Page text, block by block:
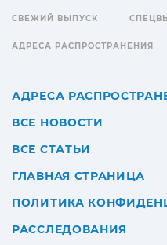
СВЕЖИЙ ВЫПУСК
АДРЕСА РАСПРОСТРАНЕНИЯ
АДРЕСА
ВСЕ НОВОСТИ
ВСЕ СТАТЬИ
ГЛАВНАЯ СТРАНИЦА
ПОЛИТИКА
РАССЛЕДОВАНИЯ